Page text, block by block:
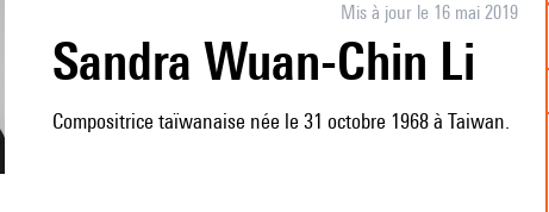
Mis à jour le 16 mai 2019
Sandra Wuan-Chin Li
Compositrice taïwanaise née le 31 octobre 1968 à Taiwan.